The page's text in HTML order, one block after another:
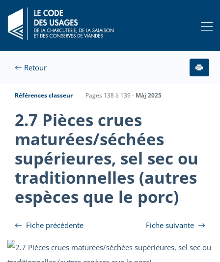
Retour
Références classeur Pages 138 à 139 - Màj 2025
2.7 Pièces crues
maturées/séchées
supérieures, sel sec ou
traditionnelles (autres
espèces que le porc)
Fiche précédente Fiche suivante